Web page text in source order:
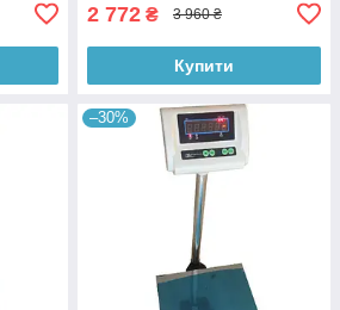
2 772 ₴ 3 960 ₴
Купити
–30%